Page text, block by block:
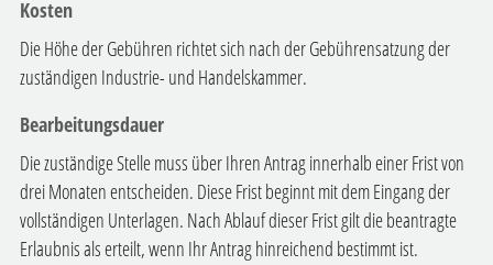
Kosten
Die Höhe der Gebühren richtet sich nach der Gebührensatzung der
zuständigen Industrie- und Handelskammer.
Bearbeitungsdauer
Die zuständige Stelle muss über Ihren Antrag innerhalb einer Frist von
drei Monaten entscheiden. Diese Frist beginnt mit dem Eingang der
vollständigen Unterlagen. Nach Ablauf dieser Frist gilt die beantragte
Erlaubnis als erteilt, wenn Ihr Antrag hinreichend bestimmt ist.